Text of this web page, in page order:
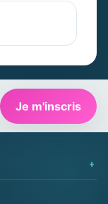
Je m'inscris